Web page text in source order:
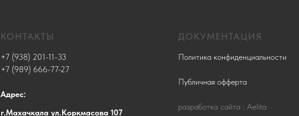
КОНТАКТЫ
+7 (938) 201-11-33
+7 (989) 666-77-27
Адрес:
г.Махачкала ул.Коркмасова 107
ДОКУМЕНТАЦИЯ
Политика конфиденциальности
Публичная офферта
разработка сайта : Aelita